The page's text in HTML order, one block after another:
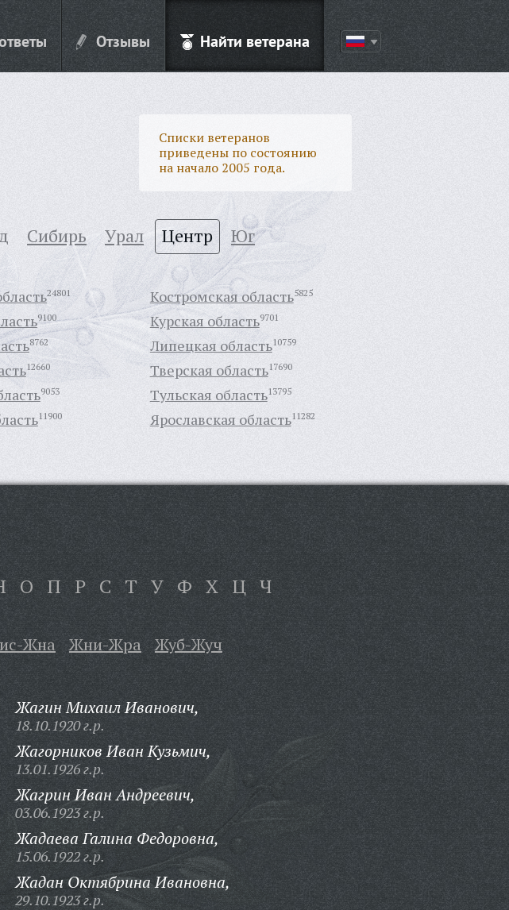
Отзывы Найти ветерана
Списки ветеранов
приведены по состоянию
на начало 2005 года.
Сибирь Урал Центр Юг
24801
9100
8762
Костромская область5825
Курская область9701
Липецкая область10759
12660
9053
11900
Тверская область17690
Тульская область13795
Ярославская область11282
О П Р С Т У Ф Х Ц Ч
Жна Жни-Жра Жуб-Жуч
Жагин Михаил Иванович,
18.10.1920 г.р.
Жагорников Иван Кузьмич,
13.01.1926 г.р.
Жагрин Иван Андреевич,
03.06.1923 г.р.
Жадаева Галина Федоровна,
15.06.1922 г.р.
Жадан Октябрина Ивановна,
29.10.1923 г.р.